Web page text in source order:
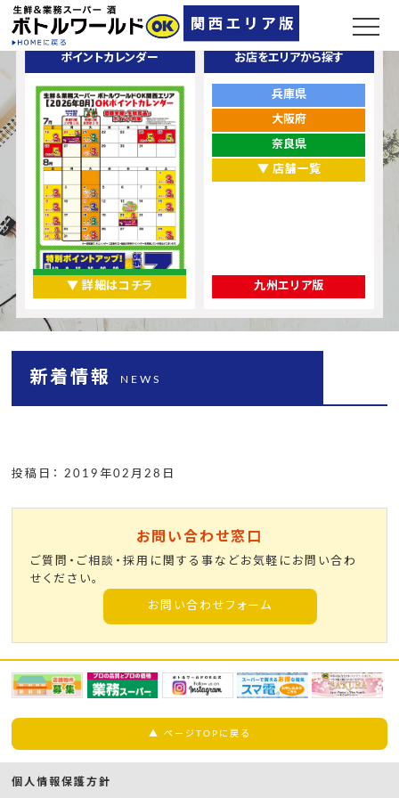
ポイントカレンダー
▼ 詳細はコチラ
お店をエリアから探す
兵庫県
大阪府
奈良県
▼ 店舗一覧
九州エリア版
新着情報 NEWS
投稿日： 2019年02月28日
お問い合わせ窓口
ご質問・ご相談・採用に関する事などお気軽にお問い合わ
せください。
お問い合わせフォーム
▲ ページTOPに戻る
個人情報保護方針